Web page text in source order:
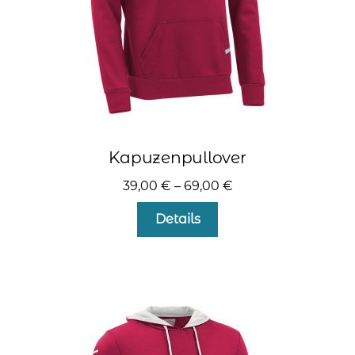
gewählt
werden
Kapuzenpullover
39,00 € – 69,00 €
Details
Die
Optionen